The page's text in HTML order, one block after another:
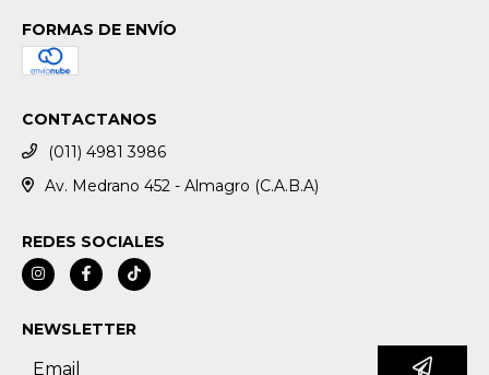
FORMAS DE ENVÍO
CONTACTANOS
(011) 4981 3986
Av. Medrano 452 - Almagro (C.A.B.A)
REDES SOCIALES
NEWSLETTER